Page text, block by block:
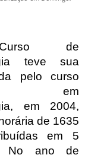
Curso de
teve sua
pelo curso
em
em 2004,
de 1635
em 5
No ano de